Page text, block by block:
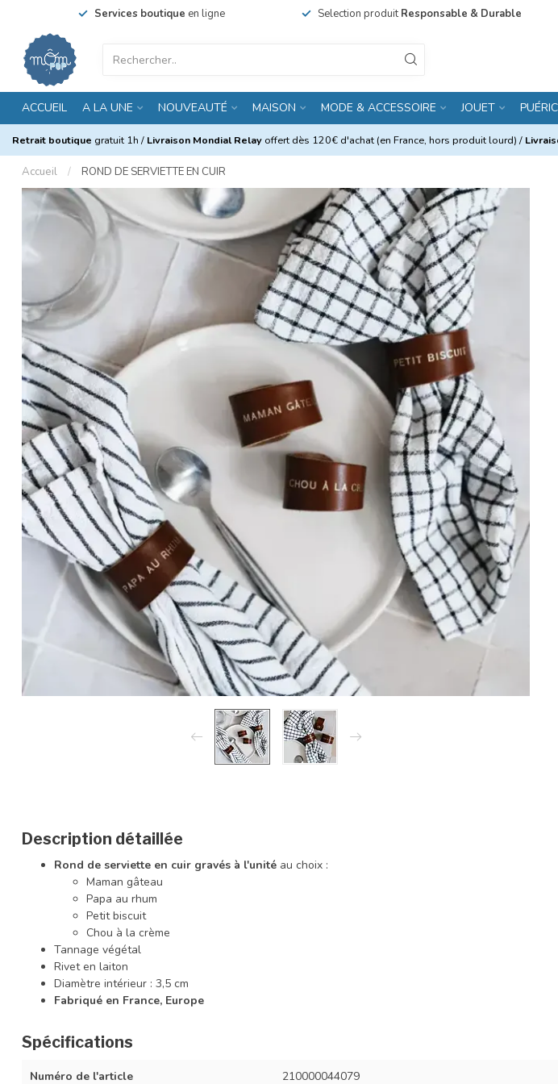
Services boutique en ligne Selection produitResponsable & Durable
ACCUEIL A LA UNE NOUVEAUTÉ MAISON MODE & ACCESSOIRE JOUET
Retrait boutique gratuit 1h / Livraison Mondial Relay offert dès 120€ d'achat (en France, hors produit lourd) /
Accueil / ROND DE SERVIETTE EN CUIR
Description détaillée
Rond de serviette en cuir gravés à l'unité au choix :
Maman gâteau
Papa au rhum
Petit biscuit
Chou à la crème
Tannage végétal
Rivet en laiton
Diamètre intérieur : 3,5 cm
Fabriqué en France, Europe
Spécifications
Numéro de l'article 210000044079